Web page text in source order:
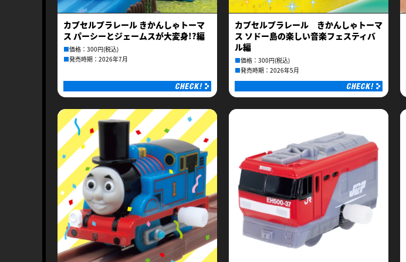
カプセルプラレール きかんしゃトーマ
ス パーシーとジェームスが大変身!?編
■価格：300円(税込)
■発売時期：2026年7月
カプセルプラレール きかんしゃトーマ
ス ソドー島の楽しい音楽フェスティバ
ル編
■価格：300円(税込)
■発売時期：2026年5月